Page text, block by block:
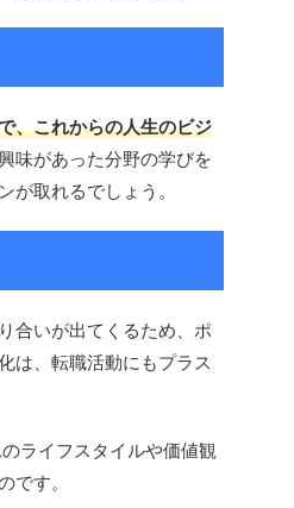
、これからの人生のビジ
味があった分野の学びを
取れるでしょう。
合いが出てくるため、ポ
は、転職活動にもプラス
ライフスタイルや価値観
です。